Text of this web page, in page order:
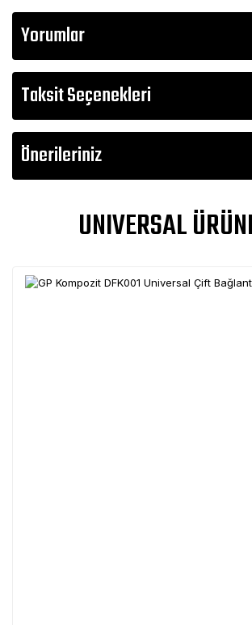
Yorumlar
Taksit Seçenekleri
Önerileriniz
UNIVERSAL